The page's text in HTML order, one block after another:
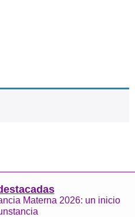
Materna 2026: un inicio